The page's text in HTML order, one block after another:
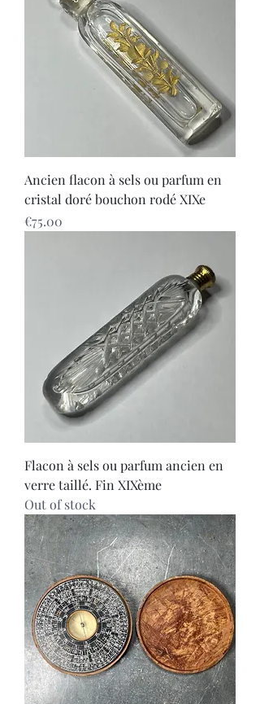
Ancien flacon à sels ou parfum en
cristal doré bouchon rodé XIXe
Price
€75.00
Flacon à sels ou parfum ancien en
verre taillé. Fin XIXème
Out of stock